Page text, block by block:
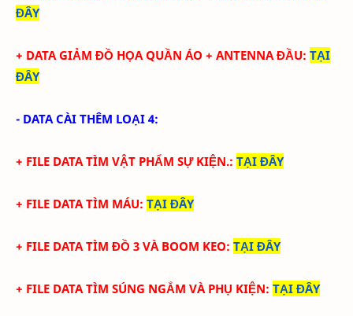
ĐÂY
+ DATAGIẢM ĐỒ HỌA QUẦN ÁO + ANTENNA ĐẦU: TẠI
ĐÂY
- DATA CÀI THÊM LOẠI 4:
+ FILE DATA TÌM VẬT PHẨM SỰ KIỆN.: TẠI ĐÂY
+ FILE DATA TÌM MÁU: TẠI ĐÂY
+ FILE DATA TÌM ĐỒ 3 VÀ BOOM KEO: TẠI ĐÂY
+ FILE DATA TÌM SÚNG NGẮM VÀ PHỤ KIỆN: TẠI ĐÂY